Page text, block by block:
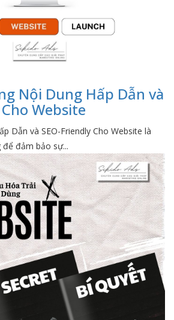
Nội Dung Hấp Dẫn và
Website
Dẫn và SEO-Friendly Cho Website là
đảm bảo sự...